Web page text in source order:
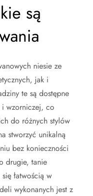
są
niesie ze
jak i
te są dostępne
i wzorniczej, co
do różnych stylów
stworzyć unikalną
bez konieczności
drugie, tanie
łatwością w
wykonanych jest z